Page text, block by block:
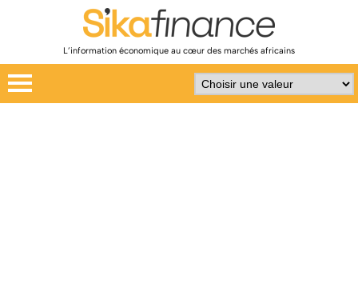
L’information économique au cœur des marchés africains